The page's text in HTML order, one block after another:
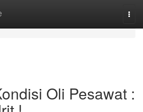
Oli Pesawat :